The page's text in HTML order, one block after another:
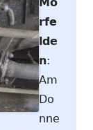
rfe
lde
n:
Am
Do
nne